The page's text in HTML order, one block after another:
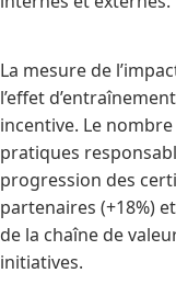
La mesure de
l’effet
incentive. Le
pratiques
progression des
partenaires (+18%)
de la chaîne de
initiatives.